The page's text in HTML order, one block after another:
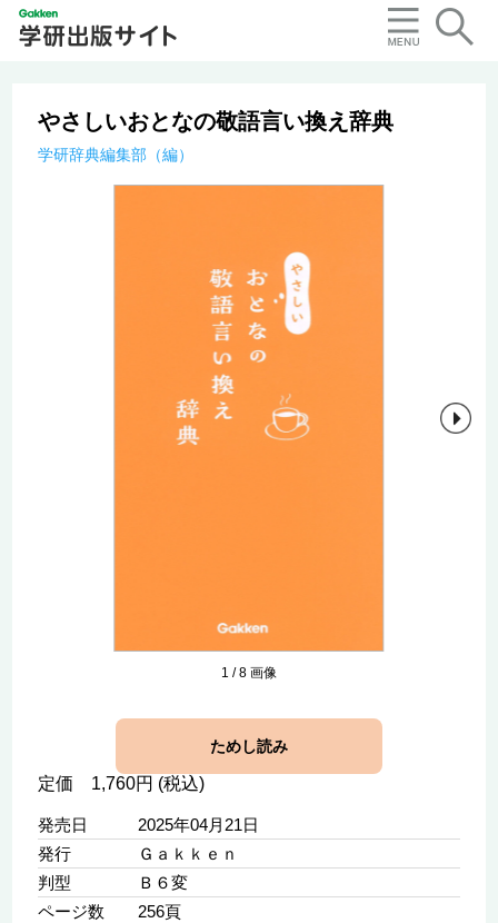
やさしいおとなの敬語言い換え辞典
学研辞典編集部（編）
1 /8画像
ためし読み
定価 1,760円 (税込)
発売日
2025年04月21日
発行
Ｇａｋｋｅｎ
判型
Ｂ６変
ページ数
256頁